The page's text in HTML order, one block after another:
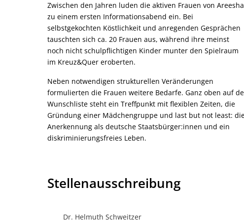
Zwischen den Jahren luden die aktiven Frauen von Areesha
zu einem ersten Informationsabend ein. Bei
selbstgekochten Köstlichkeit und anregenden Gesprächen
tauschten sich ca. 20 Frauen aus, während ihre meinst
noch nicht schulpflichtigen Kinder munter den Spielraum
im Kreuz&Quer eroberten.
Neben notwendigen strukturellen Veränderungen
formulierten die Frauen weitere Bedarfe. Ganz oben auf
Wunschliste steht ein Treffpunkt mit flexiblen Zeiten, die
Gründung einer Mädchengruppe und last but not least:
Anerkennung als deutsche Staatsbürger:innen und ein
diskriminierungsfreies Leben.
Stellenausschreibung
Dr. Helmuth Schweitzer